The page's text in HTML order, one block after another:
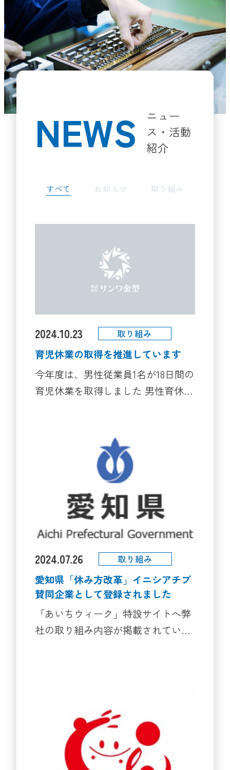
ニュー
ス・活動
紹介
NEWS
すべて お知らせ 取り組み
2024.10.23 取り組み
育児休業の取得を推進しています
今年度は、男性従業員1名が18日間の
育児休業を取得しました 男性育休取
https://famifure.pref.aichi.jp/ikumen/
へ報告し、企業の取組事例として掲
に、会社に元気な顔を見せに来てく
れました 育児休業取得を推進する当
社の取組は、厚生労働省「仕事と家
庭の両立の取組を支援する情報サイ
ト・両立支援のひろば」
cn=131512にも公表しています。 家
庭環境が大きく変化しても、誰もが
2024.07.26 取り組み
愛知県「休み方改革」イニシアチブ
賛同企業として登録されました
「あいちウィーク」特設サイトへ弊
社の取り組み内容が掲載されていま
に、「休み方改革」を通じ、ワー
ク・ライフ・バランスの充実と生産
性向上による地域経済の活性化を目
指す運動です。 弊社ではフレックス